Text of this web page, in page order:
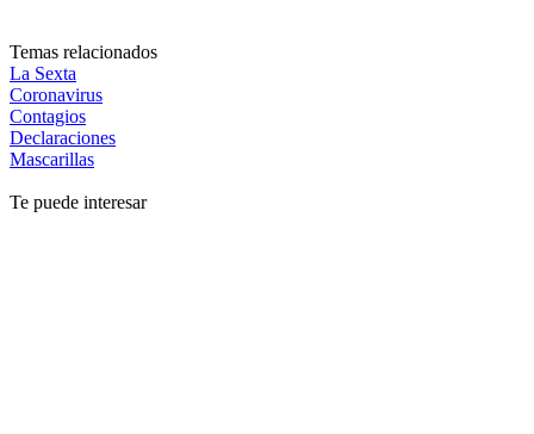
Temas relacionados
La Sexta
Coronavirus
Contagios
Declaraciones
Mascarillas
Te puede interesar